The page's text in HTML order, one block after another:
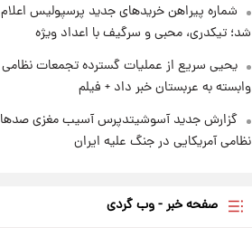
شماره پیراهن خریدهای جدید پرسپولیس اعلام
شد؛ تیکدری، محبی و سرگیف با اعداد ویژه
یحیی سریع از عملیات گسترده تجمعات نظامی
وابسته به عربستان خبر داد + فیلم
گزارش جدید آسوشیتدپرس آسیب مغزی صدها
نظامی آمریکایی در جنگ علیه ایران
صفحه خبر - وب گردی